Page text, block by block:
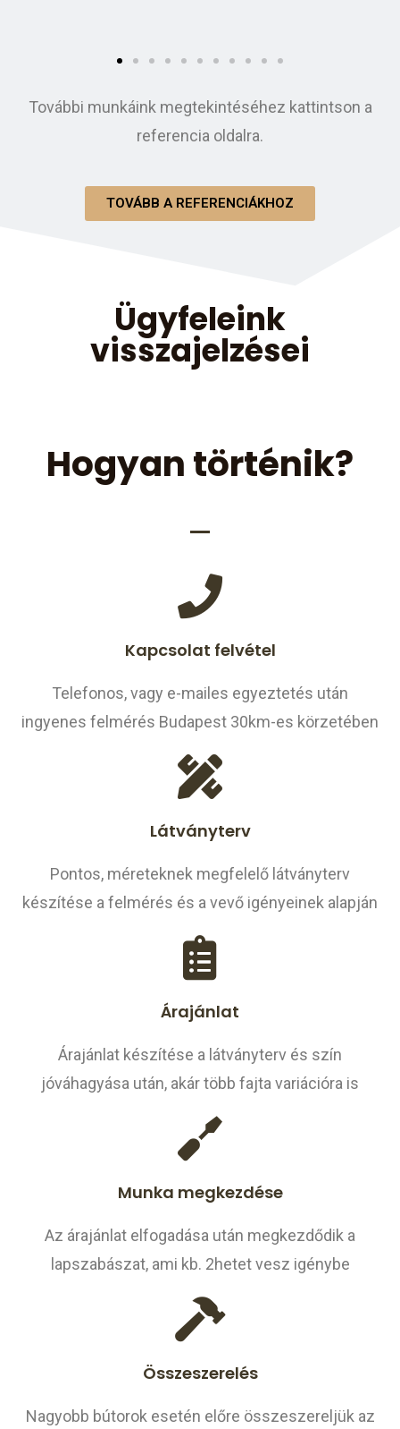
További munkáink megtekintéséhez kattintson a
referencia oldalra.
TOVÁBB A REFERENCIÁKHOZ
Ügyfeleink
visszajelzései
Hogyan történik?
Kapcsolat felvétel
Telefonos, vagy e-mailes egyeztetés után
ingyenes felmérés Budapest 30km-es körzetében
Látványterv
Pontos, méreteknek megfelelő látványterv
készítése a felmérés és a vevő igényeinek alapján
Árajánlat
Árajánlat készítése a látványterv és szín
jóváhagyása után, akár több fajta variációra is
Munka megkezdése
Az árajánlat elfogadása után megkezdődik a
lapszabászat, ami kb. 2hetet vesz igénybe
Összeszerelés
Nagyobb bútorok esetén előre összeszereljük az